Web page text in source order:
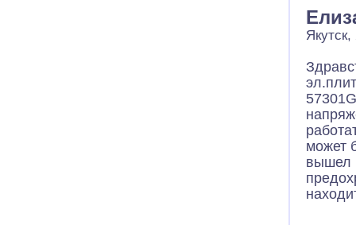
может
вышел